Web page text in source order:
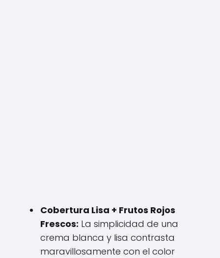
Cobertura Lisa + Frutos Rojos
Frescos: La simplicidad de una
crema blanca y lisa contrasta
maravillosamente con el color